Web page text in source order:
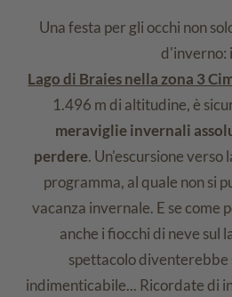
Una festa per gli occhi non
d'inverno:
Lago di Braies nella zona 3
1.496 m di altitudine, è
meraviglie invernali
perdere. Un'escursione verso
programma, al quale non si
vacanza invernale. E se come
anche i fiocchi di neve sul
spettacolo diventerebbe
indimenticabile... Ricordate di